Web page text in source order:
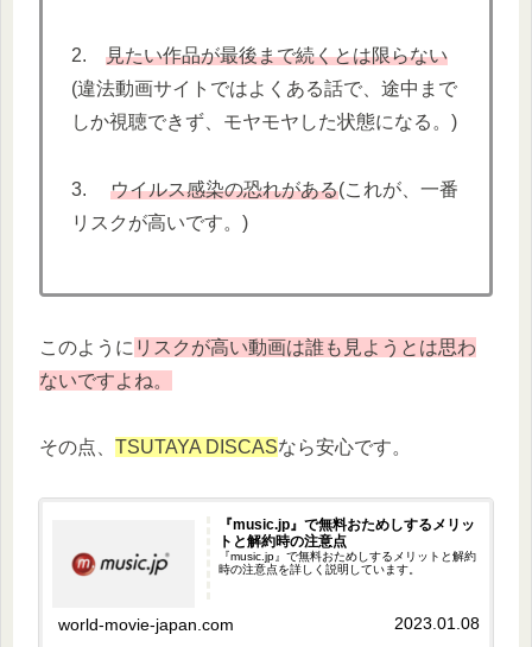
2. 見たい作品が最後まで続くとは限らない
(違法動画サイトではよくある話で、途中まで
しか視聴できず、モヤモヤした状態になる。)
3. ウイルス感染の恐れがある(これが、一番
リスクが高いです。)
このように リスクが高い動画は誰も見ようとは思わ
ないですよね。
その点、 TSUTAYA DISCASなら安心です。
『music.jp』で無料おためしするメリッ
トと解約時の注意点
『music.jp』で無料おためしするメリットと解約
時の注意点を詳しく説明しています。
world-movie-japan.com 2023.01.08